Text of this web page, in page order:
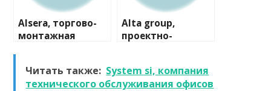
Alsera, торгово-
монтажная
Alta group,
проектно-
Читать также: System si, компания
технического обслуживания офисов